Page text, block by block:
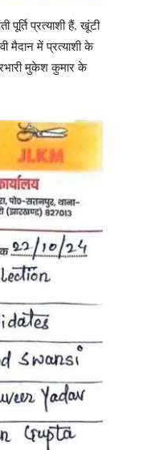
प्रत्याशी हैं. खूंटी
मैदान में प्रत्याशी के
मुकेश कुमार के